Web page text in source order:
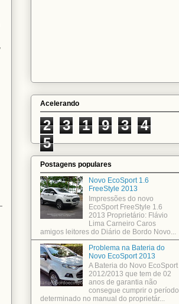
Acelerando
2 3 1 9 3
4
5
Postagens populares
Novo EcoSport 1.6
FreeStyle 2013
Impressões do novo
EcoSport FreeStyle 1.6
2013 Proprietário: Flávio
Lima Carneiro Caros
amigos leitores do Diário de Bordo Novo...
Problema na Bateria do
Novo EcoSport 2013
A Bateria do Novo EcoSport
2012/2013 que tem de 02
anos de garantia não
consegue cumprir o período
determinado no manual do proprietár...